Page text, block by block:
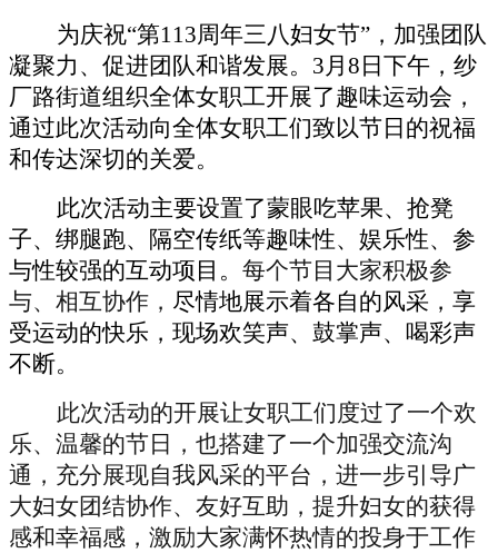
为庆祝“第113周年三八妇女节”，加强团队
凝聚力、促进团队和谐发展。3月8日下午，纱
厂路街道组织全体女职工开展了趣味运动会，
通过此次活动向全体女职工们致以节日的祝福
和传达深切的关爱。
此次活动主要设置了蒙眼吃苹果、抢凳
子、绑腿跑、隔空传纸等趣味性、娱乐性、参
与性较强的互动项目。 每个节目 大家积极参
与、相互协作， 尽情地展示着各自的风采，享
受运动的快乐，现场欢笑声、鼓掌声、喝彩声
不断。
此次活动的开展让女职工们度过了一个欢
乐、温馨的节日，也搭建了一个加强交流沟
通，充分展现自我风采的平台，进一步引导广
大妇女团结协作、友好互助，提升妇女的获得
感和幸福感，激励大家满怀热情的投身于工作